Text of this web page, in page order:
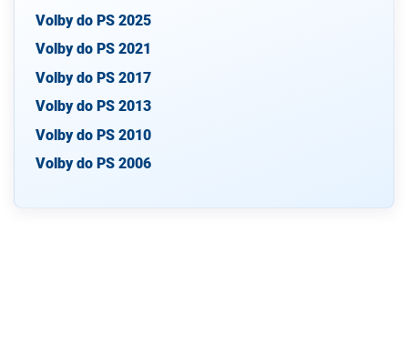
Volby do PS 2025
Volby do PS 2021
Volby do PS 2017
Volby do PS 2013
Volby do PS 2010
Volby do PS 2006